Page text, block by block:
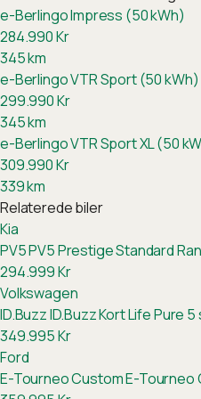
e-Berlingo Impress (50 kWh)
284.990Kr
345km
e-Berlingo VTR Sport (50 kWh)
299.990Kr
345km
e-Berlingo VTR Sport XL (50
309.990Kr
339km
Relaterede biler
Kia
PV5PV5 Prestige Standard
294.999Kr
Volkswagen
ID.BuzzID.Buzz Kort Life Pure
349.995Kr
Ford
E-Tourneo CustomE-Tourneo